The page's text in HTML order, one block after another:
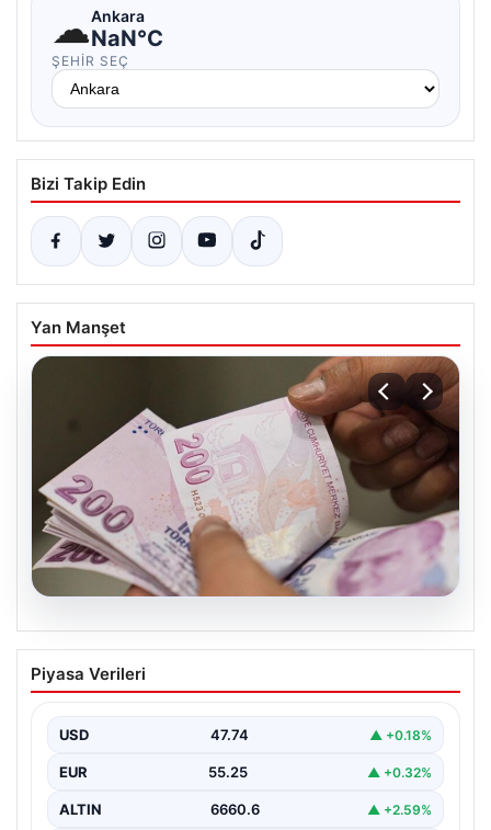
☁Ankara
NaN°C
ŞEHIR SEÇ
Bizi Takip Edin
Yan Manşet
07.08.2026
Bayram ikramiyeleri ne zaman yatacak?
2026 Kurban Bayramı emekli ikramiye
Piyasa Verileri
USD 47.74 ▲ +0.18%
EUR 55.25 ▲ +0.32%
ALTIN 6660.6 ▲ +2.59%